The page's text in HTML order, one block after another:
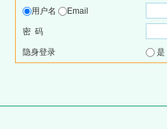
用户名
Email
密 码
隐身登录